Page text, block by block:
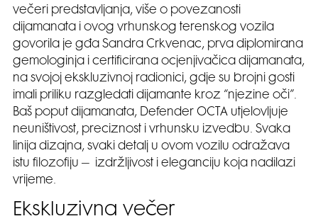
večeri predstavljanja, više o povezanosti
dijamanata i ovog vrhunskog terenskog vozila
govorila je gđa Sandra Crkvenac, prva diplomirana
gemologinja i certificirana ocjenjivačica dijamanata,
na svojoj ekskluzivnoj radionici, gdje su brojni gosti
imali priliku razgledati dijamante kroz “njezine oči”.
Baš poput dijamanata, Defender OCTA utjelovljuje
neuništivost, preciznost i vrhunsku izvedbu. Svaka
linija dizajna, svaki detalj u ovom vozilu odražava
istu filozofiju – izdržljivost i eleganciju koja nadilazi
vrijeme.
Ekskluzivna večer